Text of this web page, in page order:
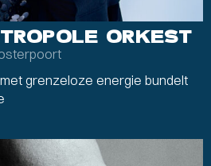
ORKEST
grenzeloze energie bundelt